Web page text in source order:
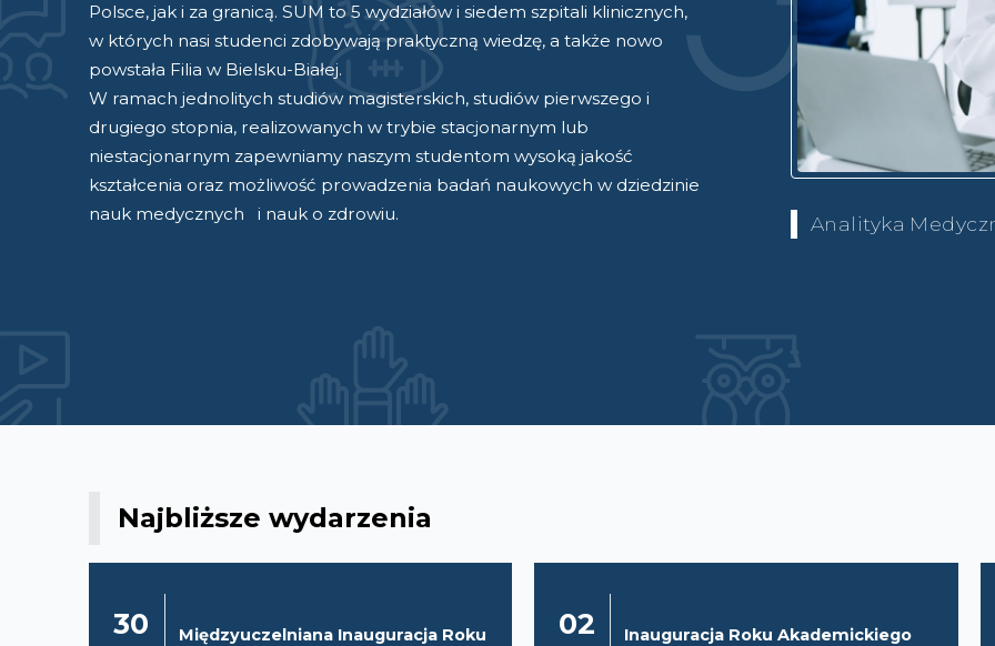
Polsce, jak i za granicą. SUM to 5 wydziałów i siedem szpitali klinicznych,
w których nasi studenci zdobywają praktyczną wiedzę, a także nowo
powstała Filia w Bielsku-Białej.
W ramach jednolitych studiów magisterskich, studiów pierwszego i
drugiego stopnia, realizowanych w trybie stacjonarnym lub
niestacjonarnym zapewniamy naszym studentom wysoką jakość
kształcenia oraz możliwość prowadzenia badań naukowych w dziedzinie
nauk medycznych i nauk o zdrowiu.
Analityka
Najbliższe wydarzenia
30
Międzyuczelniana Inauguracja Roku
02
Inauguracja Roku Akademickiego